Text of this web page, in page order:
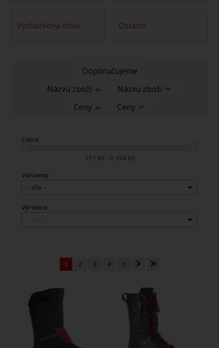
vycházková obuv ostatní
Doporučujeme
Názvu zboží
Názvu zboží
Ceny
Ceny
Cena:
151 Kč - 9 354 Kč
Varianty:
-- vše --
Výrobce:
1 2 3 4 5